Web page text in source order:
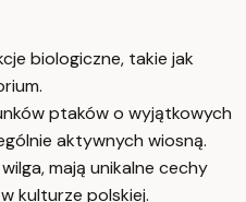
biologiczne, takie jak
ptaków o wyjątkowych
aktywnych wiosną.
mają unikalne cechy
kulturze polskiej.